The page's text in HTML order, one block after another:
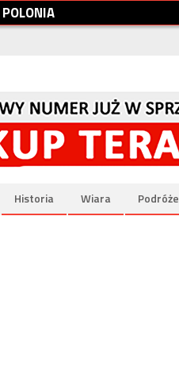
POLONIA
Historia Wiara Podróże